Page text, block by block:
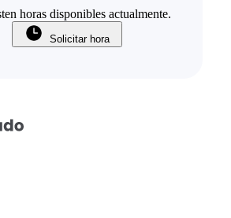
horas disponibles actualmente.
Solicitar hora